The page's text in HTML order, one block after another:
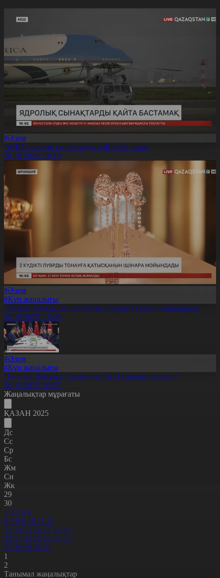
#Әлем
АҚШ ядролық сынақтарды қайта бастамақ
30.10.2025, 10:18
#Әлем
#Күн жаңалығы
Луврды тонады деп ұсталған 2 күдікті кінәсін мойындады
30.10.2025, 10:00
#Әлем
#Күн жаңалығы
Пусанда Дональд Трамп пен Си Цзиньпин кездесті
30.10.2025, 09:57
Жаңалықтар мұрағаты
ҚАЗАН 2025
Дс
Сс
Ср
Бс
Жм
Сн
Жк
29
30
1 2 3 4 5
6 7 8 9 10 11 12
13 14 15 16 17 18 19
20 21 22 23 24 25 26
27 28 29 30 31
1
2
Танымал жаңалықтар